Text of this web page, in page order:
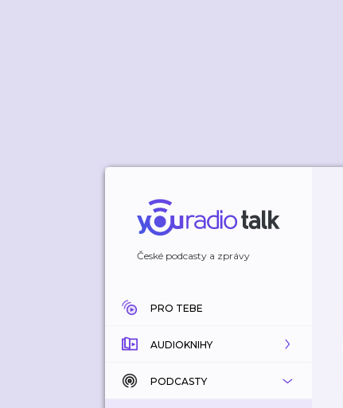
České podcasty a zprávy
PRO TEBE
AUDIOKNIHY
KATALOG
PODCASTY